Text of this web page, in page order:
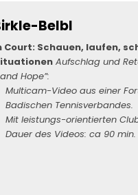
Belbl
Court: Schauen, laufen,
Aufschlag und
Hope”:
Multicam-Video aus einer
Badischen Tennisverbandes.
Mit leistungs-orientierten
Dauer des Videos: ca 90 min.